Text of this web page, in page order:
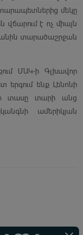
մեկը
վճարում է ոչ միայն
տարածաշրջան
ՄԱԿ-ի Գլխավոր
երգում ենք Լենոնի
տասը տարի անց
ամերիկյան